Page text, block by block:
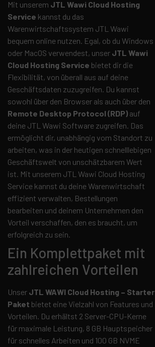
Mit unserem JTL Wawi Cloud Hosting
Service kannst du das
Warenwirtschaftssystem JTL Wawi
bequem online nutzen. Egal, ob du Windows
oder MacOS verwendest, unser JTL Wawi
Cloud Hosting Service bietet dir die
Flexibilität, von überall aus auf deine
Geschäftsdaten zuzugreifen. Du kannst
sowohl über den Browser als auch über den
Remote Desktop Protocol (RDP) auf
deine JTL Wawi Software zugreifen. Das
ermöglicht dir, unabhängig vom Standort zu
arbeiten, was in der heutigen schnelllebigen
Geschäftswelt von unschätzbarem Wert
ist. Mit unserem JTL Wawi Cloud Hosting
Service kannst du deine Warenwirtschaft
effizient verwalten, Bestellungen
bearbeiten und deinem Unternehmen den
Vorteil verschaffen, den es braucht, um
erfolgreich zu sein.
Ein Komplettpaket mit
zahlreichen Vorteilen
Unser JTL WAWI Cloud Hosting – Starter
Paket bietet eine Vielzahl von Features und
Vorteilen. Du erhältst 2 Server-CPU-Kerne
für maximale Leistung, 8 GB Hauptspeicher
für schnelles Arbeiten und 100 GB NVME